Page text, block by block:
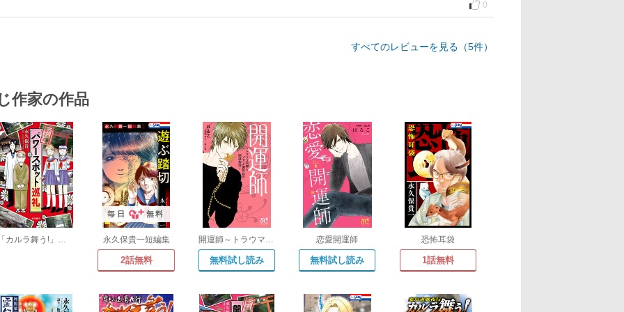
0
すべてのレビューを見る（5件）
作家の作品
「カルラ舞う!」式 パワースポット巡礼
毎日 無料
永久保貴一短編集
2話無料
開運師～トラウマ牧師とブラック書店員の開運指南～
無料試し読み
恋愛開運師
無料試し読み
恐怖耳袋
1話無料